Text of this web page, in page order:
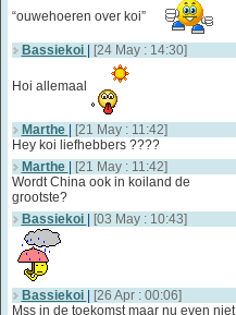
“ouwehoeren over koi”
Bassiekoi [24 May : 14:30]
Hoi allemaal
Marthe
[21 May : 11:42]
Hey koi liefhebbers ????
Marthe
[21 May : 11:42]
Wordt China ook in koiland de
grootste?
Bassiekoi
[03 May : 10:43]
Bassiekoi
[26 Apr : 00:06]
Mss in de toekomst maar nu even niet